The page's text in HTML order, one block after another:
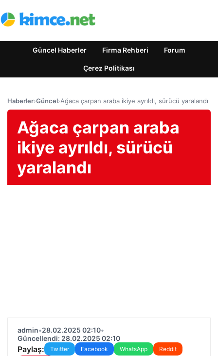
Güncel Haberler Firma Rehberi Forum
Çerez Politikası
Haberler›Güncel›Ağaca çarpan araba ikiye ayrıldı, sürücü yaralandı
Ağaca çarpan araba
ikiye ayrıldı, sürücü
yaralandı
admin•28.02.2025 02:10•
Güncellendi: 28.02.2025 02:10
Paylaş: Twitter Facebook WhatsApp
Reddit